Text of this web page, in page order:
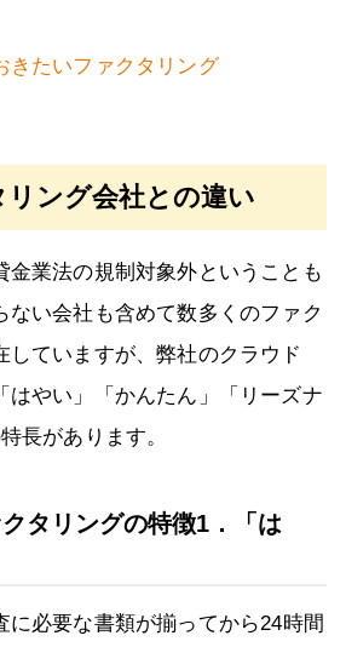
きたいファクタリング
ング会社との違い
金業法の規制対象外ということも
ない会社も含めて数多くのファク
していますが、弊社のクラウド
はやい」「かんたん」「リーズナ
長があります。
タリングの特徴1．「は
に必要な書類が揃ってから24時間